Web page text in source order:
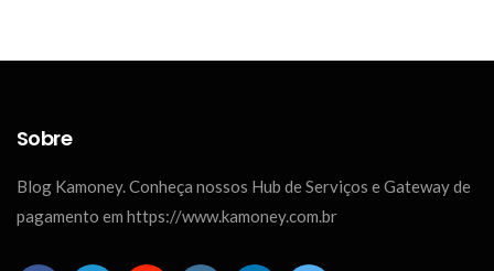
Sobre
Blog Kamoney. Conheça nossos Hub de Serviços e Gateway de
pagamento em https://www.kamoney.com.br